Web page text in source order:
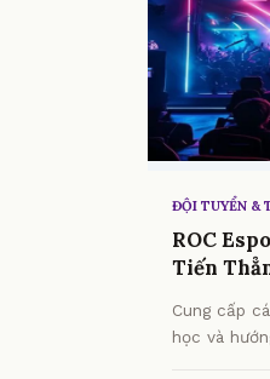
ĐỘI TUYỂN &
ROC
Tiến
Cung cấp
học và